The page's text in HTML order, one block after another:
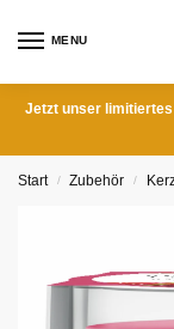
MENU
Jetzt unser
Start / Zubehör /